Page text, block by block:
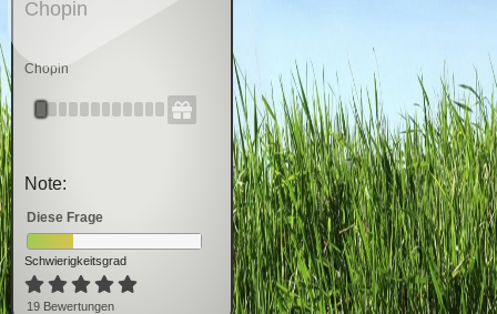
Chopin
Chopin
Note:
Diese Frage
Schwierigkeitsgrad
19 Bewertungen